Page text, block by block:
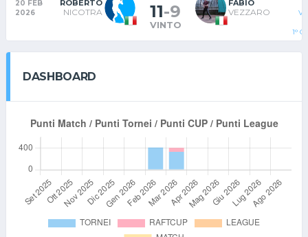
20 FEB
2026
ROBERTO
NICOTRA
11-9
VINTO
FABIO
VEZZARO
1°
DASHBOARD